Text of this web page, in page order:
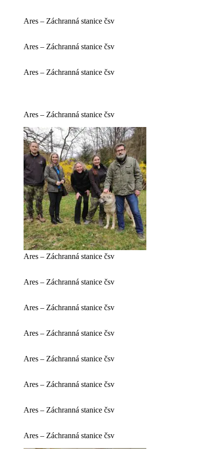
Ares – Záchranná stanice čsv
Ares – Záchranná stanice čsv
Ares – Záchranná stanice čsv
Ares – Záchranná stanice čsv
Ares – Záchranná stanice čsv
Ares – Záchranná stanice čsv
Ares – Záchranná stanice čsv
Ares – Záchranná stanice čsv
Ares – Záchranná stanice čsv
Ares – Záchranná stanice čsv
Ares – Záchranná stanice čsv
Ares – Záchranná stanice čsv